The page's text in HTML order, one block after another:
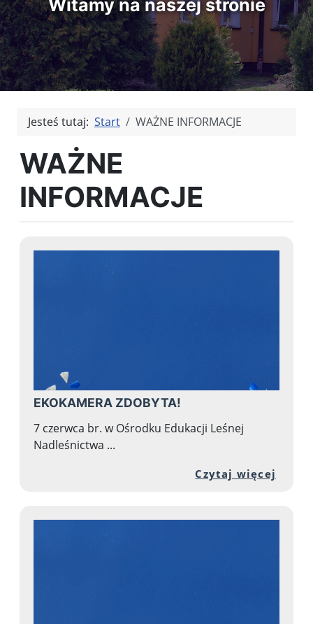
Witamy na naszej stronie
Jesteś tutaj: Start WAŻNE INFORMACJE
WAŻNE
INFORMACJE
EKOKAMERA ZDOBYTA!
7 czerwca br. w Ośrodku Edukacji Leśnej
Nadleśnictwa ...
Czytaj więcej